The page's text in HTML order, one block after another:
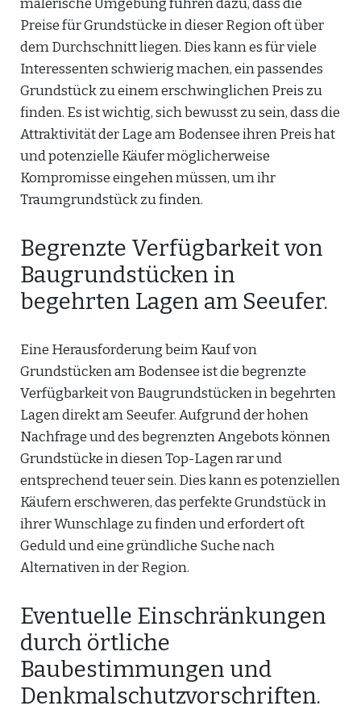
malerische Umgebung führen dazu, dass die
Preise für Grundstücke in dieser Region oft über
dem Durchschnitt liegen. Dies kann es für viele
Interessenten schwierig machen, ein passendes
Grundstück zu einem erschwinglichen Preis zu
finden. Es ist wichtig, sich bewusst zu sein, dass die
Attraktivität der Lage am Bodensee ihren Preis hat
und potenzielle Käufer möglicherweise
Kompromisse eingehen müssen, um ihr
Traumgrundstück zu finden.
Begrenzte Verfügbarkeit von
Baugrundstücken in
begehrten Lagen am Seeufer.
Eine Herausforderung beim Kauf von
Grundstücken am Bodensee ist die begrenzte
Verfügbarkeit von Baugrundstücken in begehrten
Lagen direkt am Seeufer. Aufgrund der hohen
Nachfrage und des begrenzten Angebots können
Grundstücke in diesen Top-Lagen rar und
entsprechend teuer sein. Dies kann es potenziellen
Käufern erschweren, das perfekte Grundstück in
ihrer Wunschlage zu finden und erfordert oft
Geduld und eine gründliche Suche nach
Alternativen in der Region.
Eventuelle Einschränkungen
durch örtliche
Baubestimmungen und
Denkmalschutzvorschriften.